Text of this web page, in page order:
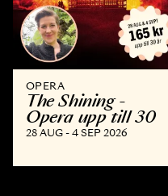
OPERA
The Shining -
Opera upp till 30
28 AUG - 4 SEP 2026